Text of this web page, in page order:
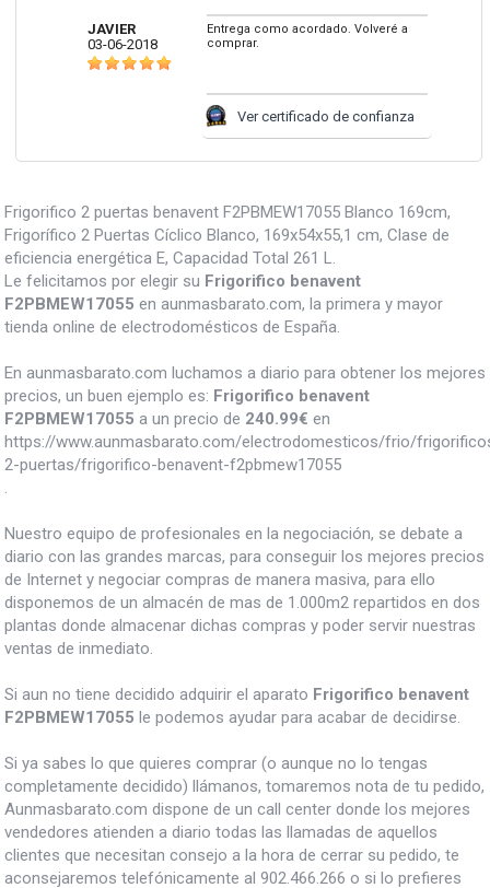
JAVIER
03-06-2018
Entrega como acordado. Volveré a
comprar.
Ver certificado de confianza
Frigorifico 2 puertas benavent F2PBMEW17055 Blanco 169cm,
Frigorífico 2 Puertas Cíclico Blanco, 169x54x55,1 cm, Clase de
eficiencia energética E, Capacidad Total 261 L.
Le felicitamos por elegir su Frigorifico benavent
F2PBMEW17055 en aunmasbarato.com, la primera y mayor
tienda online de electrodomésticos de España.
En aunmasbarato.com luchamos a diario para obtener los mejores
precios, un buen ejemplo es: Frigorifico benavent
F2PBMEW17055 a un precio de 240.99€ en
https://www.aunmasbarato.com/electrodomesticos/frio/
2-puertas/frigorifico-benavent-f2pbmew17055
.
Nuestro equipo de profesionales en la negociación, se debate a
diario con las grandes marcas, para conseguir los mejores precios
de Internet y negociar compras de manera masiva, para ello
disponemos de un almacén de mas de 1.000m2 repartidos en dos
plantas donde almacenar dichas compras y poder servir nuestras
ventas de inmediato.
Si aun no tiene decidido adquirir el aparato Frigorifico benavent
F2PBMEW17055 le podemos ayudar para acabar de decidirse.
Si ya sabes lo que quieres comprar (o aunque no lo tengas
completamente decidido) llámanos, tomaremos nota de tu pedido,
Aunmasbarato.com dispone de un call center donde los mejores
vendedores atienden a diario todas las llamadas de aquellos
clientes que necesitan consejo a la hora de cerrar su pedido, te
aconsejaremos telefónicamente al 902.466.266 o si lo prefieres